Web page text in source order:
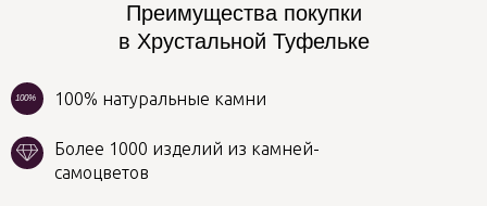
100% натуральные камни
100%
Преимущества покупки
в Хрустальной Туфельке
Более 1000 изделий из камней-
самоцветов